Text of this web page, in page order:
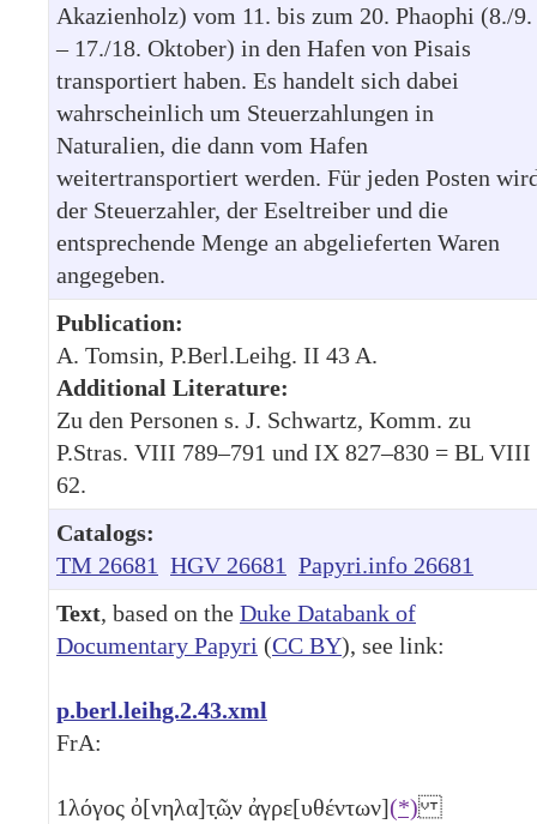
Akazienholz) vom 11. bis zum 20. Phaophi (8./9.
– 17./18. Oktober) in den Hafen von Pisais
transportiert haben. Es handelt sich dabei
wahrscheinlich um Steuerzahlungen in
Naturalien, die dann vom Hafen
weitertransportiert werden. Für jeden Posten
der Steuerzahler, der Eseltreiber und die
entsprechende Menge an abgelieferten Waren
angegeben.
Publication:
A. Tomsin, P.Berl.Leihg. II 43 A.
Additional Literature:
Zu den Personen s. J. Schwartz, Komm. zu
P.Stras. VIII 789–791 und IX 827–830 = BL VIII
62.
Catalogs:
TM 26681 HGV 26681 Papyri.info 26681
Text, based on the Duke Databank of
Documentary Papyri (CC BY), see link:
p.berl.leihg.2.43.xml
FrA:
1λόγος ὀ[νηλα]τ̣ῶ̣ν ἀγρε[υθέντων](*)